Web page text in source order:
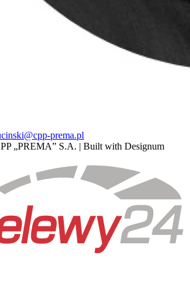
prema.pl
„PREMA” S.A. | Built with Designum